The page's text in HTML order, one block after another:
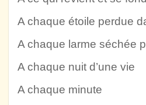
A chaque étoile perdue
A chaque larme séchée
A chaque nuit d’une vie
A chaque minute